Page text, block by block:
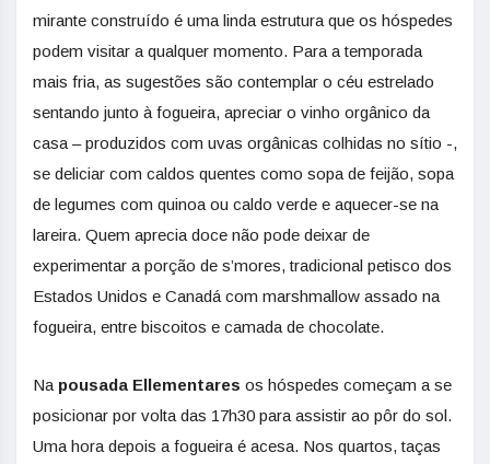
mirante construído é uma linda estrutura que os hóspedes
podem visitar a qualquer momento. Para a temporada
mais fria, as sugestões são contemplar o céu estrelado
sentando junto à fogueira, apreciar o vinho orgânico da
casa – produzidos com uvas orgânicas colhidas no sítio -,
se deliciar com caldos quentes como sopa de feijão, sopa
de legumes com quinoa ou caldo verde e aquecer-se na
lareira. Quem aprecia doce não pode deixar de
experimentar a porção de s’mores, tradicional petisco dos
Estados Unidos e Canadá com marshmallow assado na
fogueira, entre biscoitos e camada de chocolate.
Na pousada Ellementares os hóspedes começam a se
posicionar por volta das 17h30 para assistir ao pôr do sol.
Uma hora depois a fogueira é acesa. Nos quartos, taças